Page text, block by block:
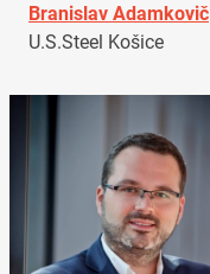
Branislav Adamkovič
U.S.Steel Košice